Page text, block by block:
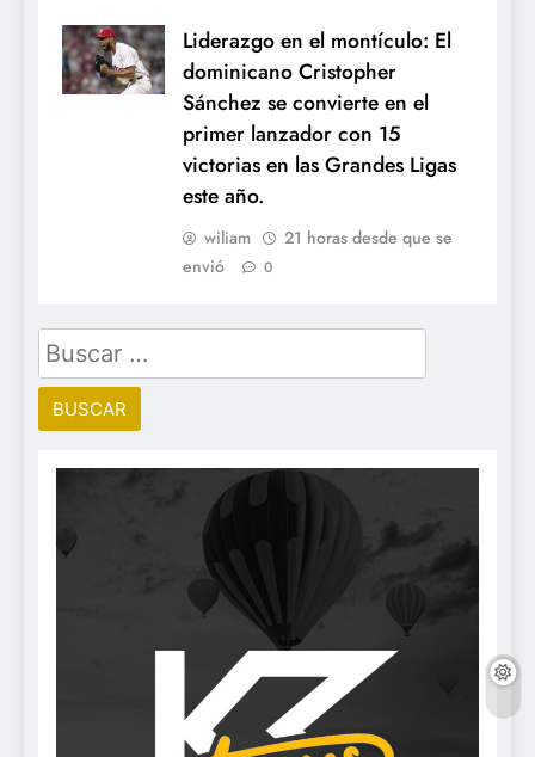
Liderazgo en el montículo: El
dominicano Cristopher
Sánchez se convierte en el
primer lanzador con 15
victorias en las Grandes Ligas
este año.
wiliam
21 horas desde que se
envió
0
Buscar: